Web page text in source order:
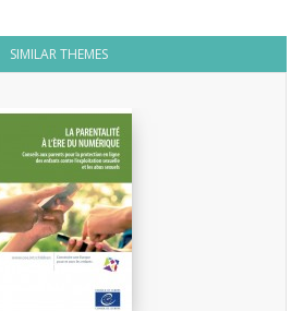
SIMILAR THEMES